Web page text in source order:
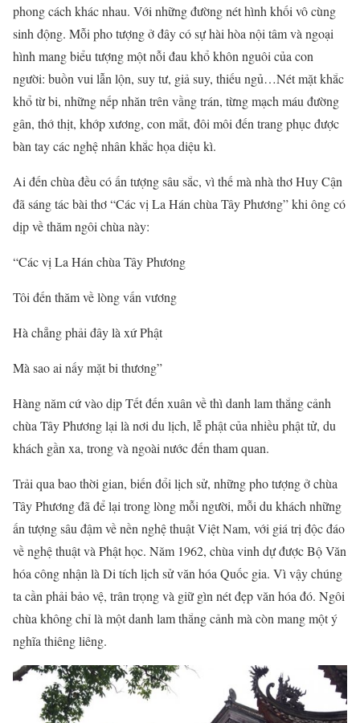
phong cách khác nhau. Với những đường nét hình khối vô cùng
sinh động. Mỗi pho tượng ở đây có sự hài hòa nội tâm và ngoại
hình mang biểu tượng một nỗi đau khổ khôn nguôi của con
người: buồn vui lẫn lộn, suy tư, giả suy, thiếu ngủ…Nét mặt khắc
khổ từ bi, những nếp nhăn trên vầng trán, từng mạch máu đường
gân, thớ thịt, khớp xương, con mắt, đôi môi đến trang phục được
bàn tay các nghệ nhân khắc họa diệu kì.
Ai đến chùa đều có ấn tượng sâu sắc, vì thế mà nhà thơ Huy Cận
đã sáng tác bài thơ “Các vị La Hán chùa Tây Phương” khi ông có
dịp về thăm ngôi chùa này:
“Các vị La Hán chùa Tây Phương
Tôi đến thăm về lòng vấn vương
Hà chẳng phải đây là xứ Phật
Mà sao ai nấy mặt bi thương”
Hàng năm cứ vào dịp Tết đến xuân về thì danh lam thắng cảnh
chùa Tây Phương lại là nơi du lịch, lễ phật của nhiều phật tử, du
khách gần xa, trong và ngoài nước đến tham quan.
Trải qua bao thời gian, biến đổi lịch sử, những pho tượng ở chùa
Tây Phương đã để lại trong lòng mỗi người, mỗi du khách những
ấn tượng sâu đậm về nền nghệ thuật Việt Nam, với giá trị độc đáo
về nghệ thuật và Phật học. Năm 1962, chùa vinh dự được Bộ Văn
hóa công nhận là Di tích lịch sử văn hóa Quốc gia. Vì vậy chúng
ta cần phải bảo vệ, trân trọng và giữ gìn nét đẹp văn hóa đó. Ngôi
chùa không chỉ là một danh lam thắng cảnh mà còn mang một ý
nghĩa thiêng liêng.